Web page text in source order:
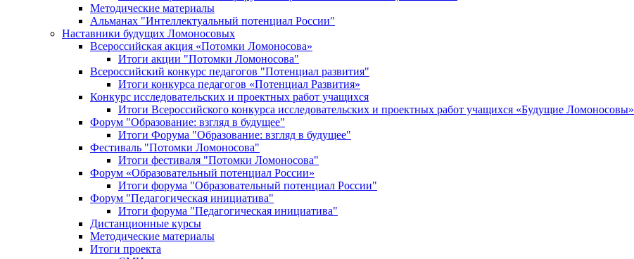
Методические материалы
Альманах "Интеллектуальный потенциал России"
Наставники будущих Ломоносовых
Всероссийская акция «Потомки Ломоносова»
Итоги акции "Потомки Ломоносова"
Всероссийский конкурс педагогов "Потенциал развития"
Итоги конкурса педагогов «Потенциал Развития»
Конкурс исследовательских и проектных работ учащихся
Итоги Всероссийского конкурса исследовательских и проектных работ учащихся «Будущие Ломоносовы»
Форум "Образование: взгляд в будущее"
Итоги Форума "Образование: взгляд в будущее"
Фестиваль "Потомки Ломоносова"
Итоги фестиваля "Потомки Ломоносова"
Форум «Образовательный потенциал России»
Итоги форума "Образовательный потенциал России"
Форум "Педагогическая инициатива"
Итоги форума "Педагогическая инициатива"
Дистанционные курсы
Методические материалы
Итоги проекта